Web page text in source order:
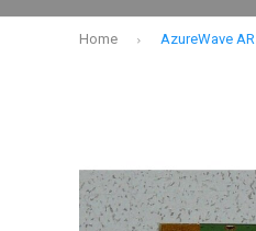
Home AzureWave